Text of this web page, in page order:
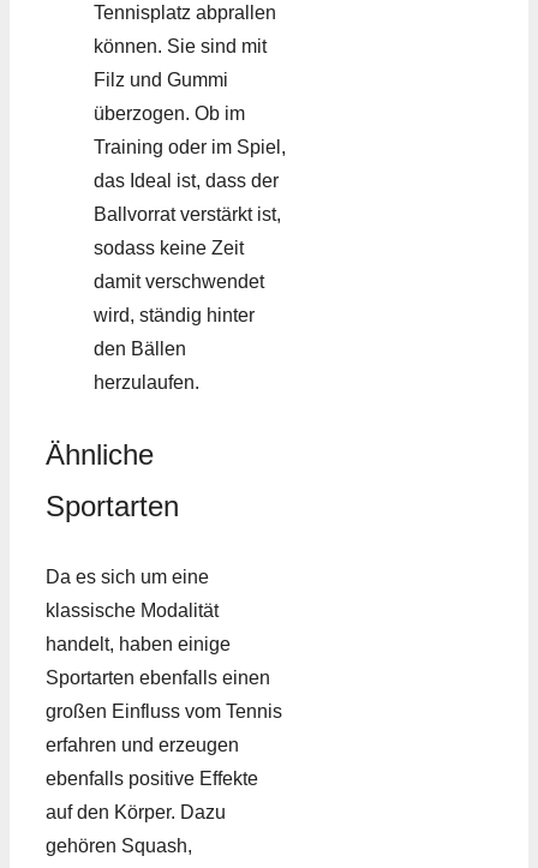
Tennisplatz abprallen
können. Sie sind mit
Filz und Gummi
überzogen. Ob im
Training oder im Spiel,
das Ideal ist, dass der
Ballvorrat verstärkt ist,
sodass keine Zeit
damit verschwendet
wird, ständig hinter
den Bällen
herzulaufen.
Ähnliche
Sportarten
Da es sich um eine
klassische Modalität
handelt, haben einige
Sportarten ebenfalls einen
großen Einfluss vom Tennis
erfahren und erzeugen
ebenfalls positive Effekte
auf den Körper. Dazu
gehören Squash,